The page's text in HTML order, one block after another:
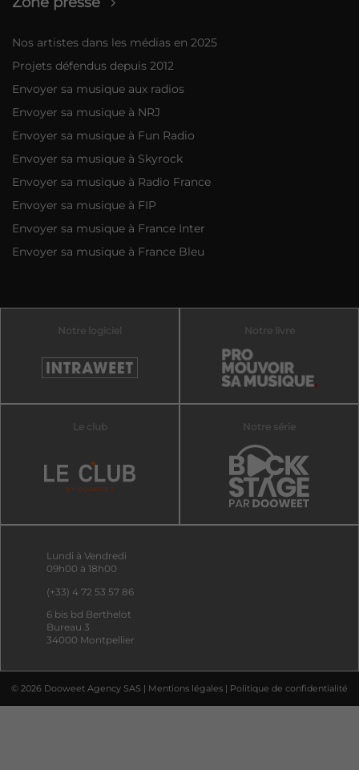
Nos artistes dans les médias en 2025
Projets défendus depuis 2012
Envoyer sa musique aux radios
Envoyer sa musique à NRJ
Envoyer sa musique à Fun Radio
Envoyer sa musique à Skyrock
Envoyer sa musique à Radio France
Envoyer sa musique à FIP
Envoyer sa musique à France Inter
Envoyer sa musique à France Bleu
Notre logiciel Notre livre
Le club Notre série
Lundi à Vendredi
09h00 à 18h00
(+33) 4 72 53 57 86
6 bis bd Berthelot
Bureau 3
34000 Montpellier
© 2026 Dooweet Agency SAS | Mentions légales | Politique de confidentialité